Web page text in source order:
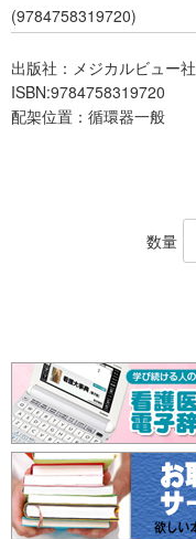
(9784758319720)
出版社：メジカルビュー社
ISBN:9784758319720
配架位置：循環器一般
数量